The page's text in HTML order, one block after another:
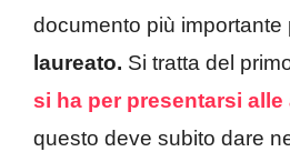
documento più importante
laureato. Si tratta del
si ha per presentarsi alle
questo deve subito dare